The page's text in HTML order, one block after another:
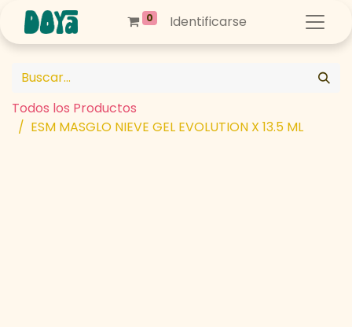
0 Identificarse
Todos los Productos
ESM MASGLO NIEVE GEL EVOLUTION X 13.5 ML